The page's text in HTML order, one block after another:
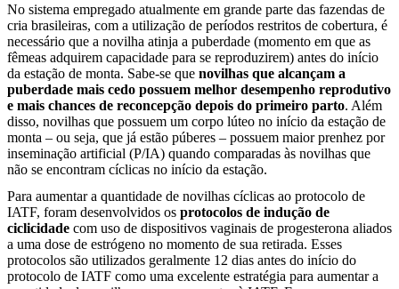
No sistema empregado atualmente em grande parte das fazendas de
cria brasileiras, com a utilização de períodos restritos de cobertura, é
necessário que a novilha atinja a puberdade (momento em que as
fêmeas adquirem capacidade para se reproduzirem) antes do início
da estação de monta. Sabe-se que novilhas que alcançam a
puberdade mais cedo possuem melhor desempenho reprodutivo
e mais chances de reconcepção depois do primeiro parto. Além
disso, novilhas que possuem um corpo lúteo no início da estação de
monta – ou seja, que já estão púberes – possuem maior prenhez por
inseminação artificial (P/IA) quando comparadas às novilhas que
não se encontram cíclicas no início da estação.
Para aumentar a quantidade de novilhas cíclicas ao protocolo de
IATF, foram desenvolvidos os protocolos de indução de
ciclicidade com uso de dispositivos vaginais de progesterona aliados
a uma dose de estrógeno no momento de sua retirada. Esses
protocolos são utilizados geralmente 12 dias antes do início do
protocolo de IATF como uma excelente estratégia para aumentar a